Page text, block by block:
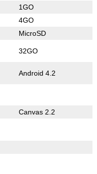
1GO
4GO
MicroSD
32GO
Android 4.2
Canvas 2.2